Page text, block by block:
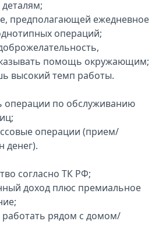
предполагающей ежедневное
операций;
помощь окружающим;
высокий темп работы.
операции по обслуживанию
операции (прием/
денег).
согласно ТК РФ;
доход плюс премиальное
рядом с домом/